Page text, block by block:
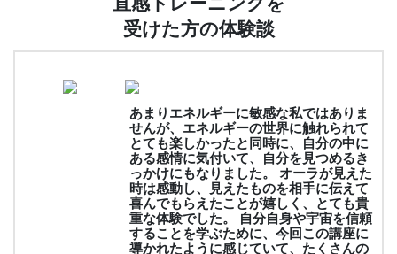
受けた方の体験談
あまりエネルギーに敏感な私ではありま
せんが、エネルギーの世界に触れられて
とても楽しかったと同時に、自分の中に
ある感情に気付いて、自分を見つめるき
っかけにもなりました。 オーラが見えた
時は感動し、見えたものを相手に伝えて
喜んでもらえたことが嬉しく、とても貴
重な体験でした。 自分自身や宇宙を信頼
することを学ぶために、今回この講座に
導かれたように感じていて、たくさんの